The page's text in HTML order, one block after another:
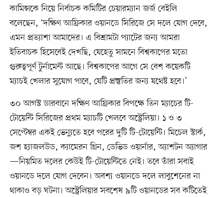
কামিন্সকে নিয়ে নির্বাচক কমিটির চেয়ারম্যান জর্জ বেইলি
বলেছেন, ‘দক্ষিণ আফ্রিকার ওয়ানডে সিরিজে সে দলে যোগ দেবে,
এমন প্রত্যাশা আমাদের। এ বিশ্রামটা প্যাটের জন্য আমরা
ইতিবাচক হিসেবেই দেখছি, যেহেতু সামনে বিশ্বকাপের মতো
গুরুত্বপূর্ণ টুর্নামেন্ট আছে। বিশ্বকাপের আগে সে বেশ কয়েকটি
ম্যাচই খেলার সুযোগ পাবে, যেটি প্রস্তুতির জন্য যথেষ্ট হবে।’
৩০ আগস্ট ডারবানে দক্ষিণ আফ্রিকার বিপক্ষে তিন ম্যাচের টি-
টোয়েন্টি সিরিজের প্রথম ম্যাচটি খেলবে অস্ট্রেলিয়া। ১ ও ৩
সেপ্টেম্বর একই ভেন্যুতে হবে পরের দুটি টি-টোয়েন্টি। মিচেল স্টার্ক,
জশ হ্যাজলউড, ক্যামেরন গ্রিন, ডেভিড ওয়ার্নার, অ্যাশটন অ্যাগার
—নিয়মিত দলের কেউই টি-টোয়েন্টিতে নেই। তবে তাঁরা সবাই
ওয়ানডে দলে যোগ দেবেন। অবশ্য ওয়ানডে দলে লাবুশেনের না
থাকাও বড় ঘটনা। অস্ট্রেলিয়ার সবশেষ ৯টি ওয়ানডের সব কটিতেই